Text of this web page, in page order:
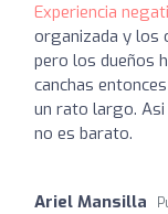
Experiencia
organizada y los
pero los dueños
canchas
un rato largo. Asi
no es barato.
Ariel Mansilla